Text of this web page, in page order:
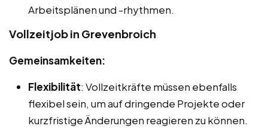
Arbeitsplänen und -rhythmen.
Vollzeitjob in Grevenbroich
Gemeinsamkeiten:
Flexibilität: Vollzeitkräfte müssen ebenfalls
flexibel sein, um auf dringende Projekte oder
kurzfristige Änderungen reagieren zu können.